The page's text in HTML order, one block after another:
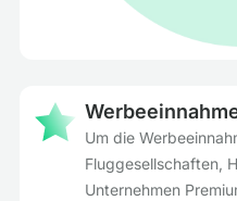
Um die
Fluggesellschaften,
Unternehmen